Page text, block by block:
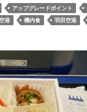
アップグレードポイント
港 機内食 羽田空港